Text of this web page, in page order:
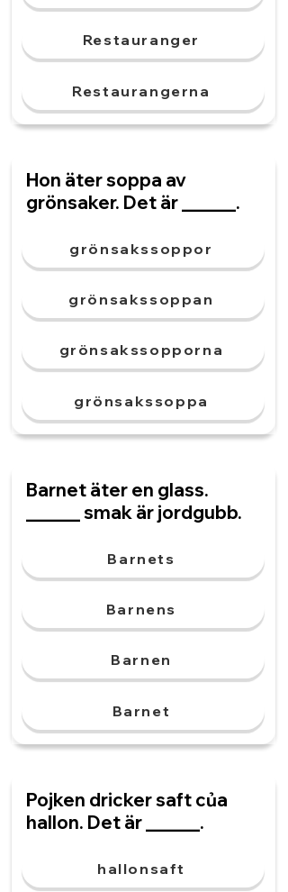
Restauranger
Restaurangerna
Hon äter soppa av
grönsaker. Det är ______.
grönsakssoppor
grönsakssoppan
grönsakssopporna
grönsakssoppa
Barnet äter en glass.
______ smak är jordgubb.
Barnets
Barnens
Barnen
Barnet
Pojken dricker saft của
hallon. Det är ______.
hallonsaft